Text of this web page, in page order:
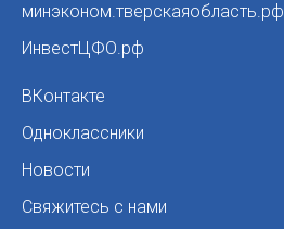
минэконом.тверскаяобласть.рф
ИнвестЦФО.рф
ВКонтакте
Одноклассники
Новости
Свяжитесь с нами